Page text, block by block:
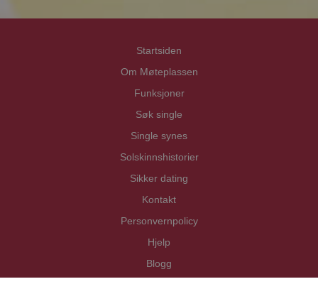
Startsiden
Om Møteplassen
Funksjoner
Søk single
Single synes
Solskinnshistorier
Sikker dating
Kontakt
Personvernpolicy
Hjelp
Blogg